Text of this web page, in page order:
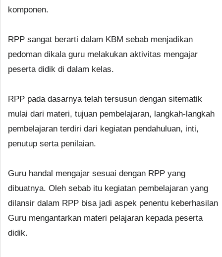
komponen.
RPP sangat berarti dalam KBM sebab menjadikan
pedoman dikala guru melakukan aktivitas mengajar
peserta didik di dalam kelas.
RPP pada dasarnya telah tersusun dengan sitematik
mulai dari materi, tujuan pembelajaran, langkah-langkah
pembelajaran terdiri dari kegiatan pendahuluan, inti,
penutup serta penilaian.
Guru handal mengajar sesuai dengan RPP yang
dibuatnya. Oleh sebab itu kegiatan pembelajaran yang
dilansir dalam RPP bisa jadi aspek penentu keberhasilan
Guru mengantarkan materi pelajaran kepada peserta
didik.